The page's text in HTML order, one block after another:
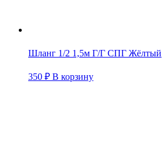
Шланг 1/2 1,5м Г/Г СПГ Жёлтый
350 ₽ В корзину